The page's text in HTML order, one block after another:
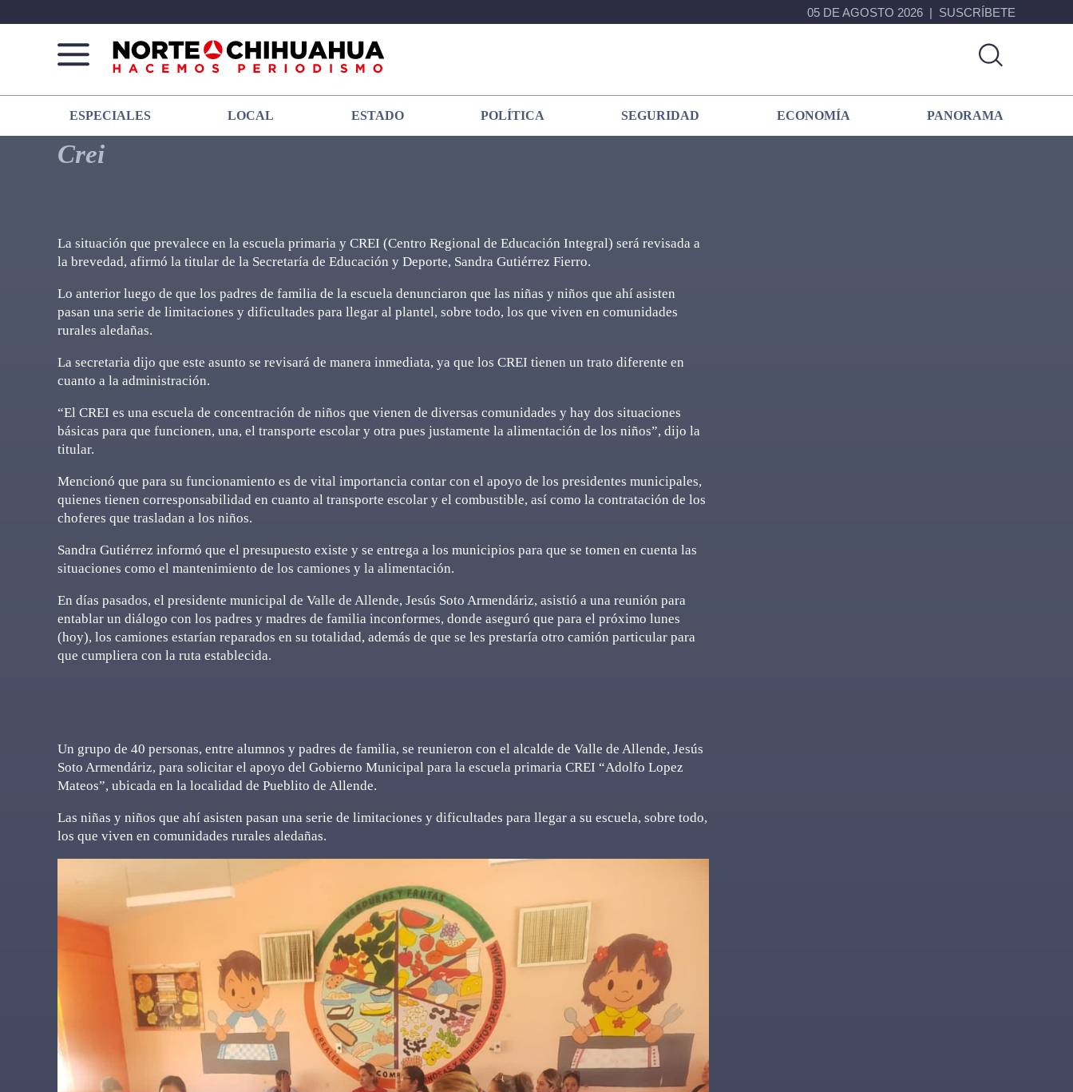
05 DE AGOSTO 2026 SUSCRÍBETE
Norte
De
Chihuahua
Más
que
noticias,
ESPECIALES LOCAL ESTADO POLÍTICA SEGURIDAD ECONOMÍA PANORAMA
Crei
La situación que prevalece en la escuela primaria y CREI (Centro Regional de Educación Integral) será revisada a
la brevedad, afirmó la titular de la Secretaría de Educación y Deporte, Sandra Gutiérrez Fierro.
Lo anterior luego de que los padres de familia de la escuela denunciaron que las niñas y niños que ahí asisten
pasan una serie de limitaciones y dificultades para llegar al plantel, sobre todo, los que viven en comunidades
rurales aledañas.
La secretaria dijo que este asunto se revisará de manera inmediata, ya que los CREI tienen un trato diferente en
cuanto a la administración.
“El CREI es una escuela de concentración de niños que vienen de diversas comunidades y hay dos situaciones
básicas para que funcionen, una, el transporte escolar y otra pues justamente la alimentación de los niños”, dijo la
titular.
Mencionó que para su funcionamiento es de vital importancia contar con el apoyo de los presidentes municipales,
quienes tienen corresponsabilidad en cuanto al transporte escolar y el combustible, así como la contratación de los
choferes que trasladan a los niños.
Sandra Gutiérrez informó que el presupuesto existe y se entrega a los municipios para que se tomen en cuenta las
situaciones como el mantenimiento de los camiones y la alimentación.
En días pasados, el presidente municipal de Valle de Allende, Jesús Soto Armendáriz, asistió a una reunión para
entablar un diálogo con los padres y madres de familia inconformes, donde aseguró que para el próximo lunes
(hoy), los camiones estarían reparados en su totalidad, además de que se les prestaría otro camión particular para
que cumpliera con la ruta establecida.
Un grupo de 40 personas, entre alumnos y padres de familia, se reunieron con el alcalde de Valle de Allende, Jesús
Soto Armendáriz, para solicitar el apoyo del Gobierno Municipal para la escuela primaria CREI “Adolfo Lopez
Mateos”, ubicada en la localidad de Pueblito de Allende.
Las niñas y niños que ahí asisten pasan una serie de limitaciones y dificultades para llegar a su escuela, sobre todo,
los que viven en comunidades rurales aledañas.